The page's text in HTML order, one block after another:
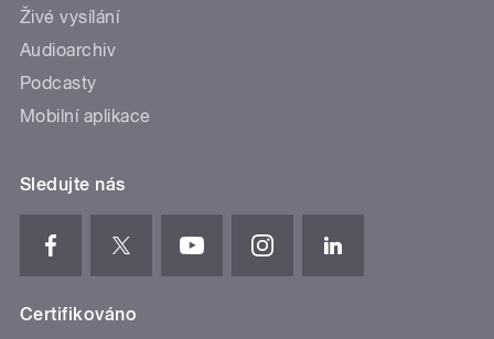
Živé vysílání
Audioarchiv
Podcasty
Mobilní aplikace
Sledujte nás
Certifikováno